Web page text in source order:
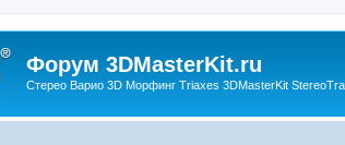
Форум 3DMasterKit.ru
Стерео Варио 3D Морфинг Triaxes 3DMasterKit